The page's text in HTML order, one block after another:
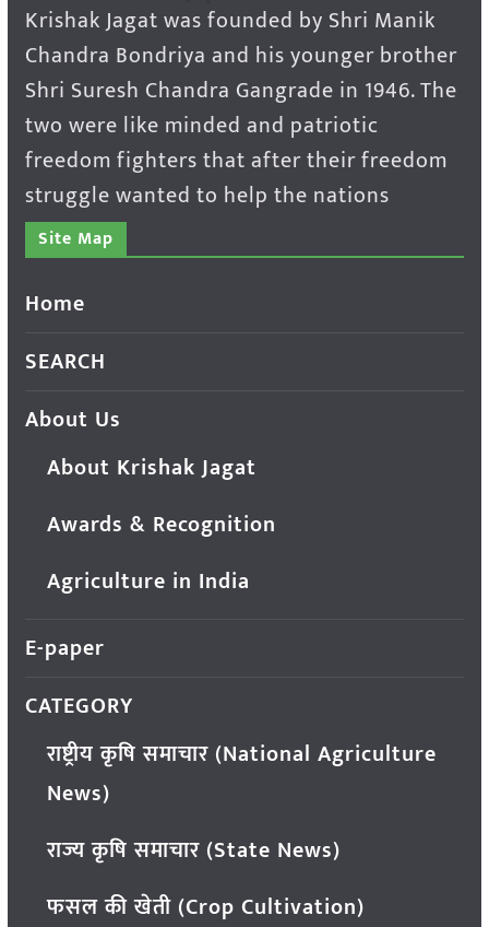
Krishak Jagat was founded by Shri Manik
Chandra Bondriya and his younger brother
Shri Suresh Chandra Gangrade in 1946. The
two were like minded and patriotic
freedom fighters that after their freedom
struggle wanted to help the nations
Site Map
Home
SEARCH
About Us
About Krishak Jagat
Awards & Recognition
Agriculture in India
E-paper
CATEGORY
राष्ट्रीय कृषि समाचार (National Agriculture
News)
राज्य कृषि समाचार (State News)
फसल की खेती (Crop Cultivation)